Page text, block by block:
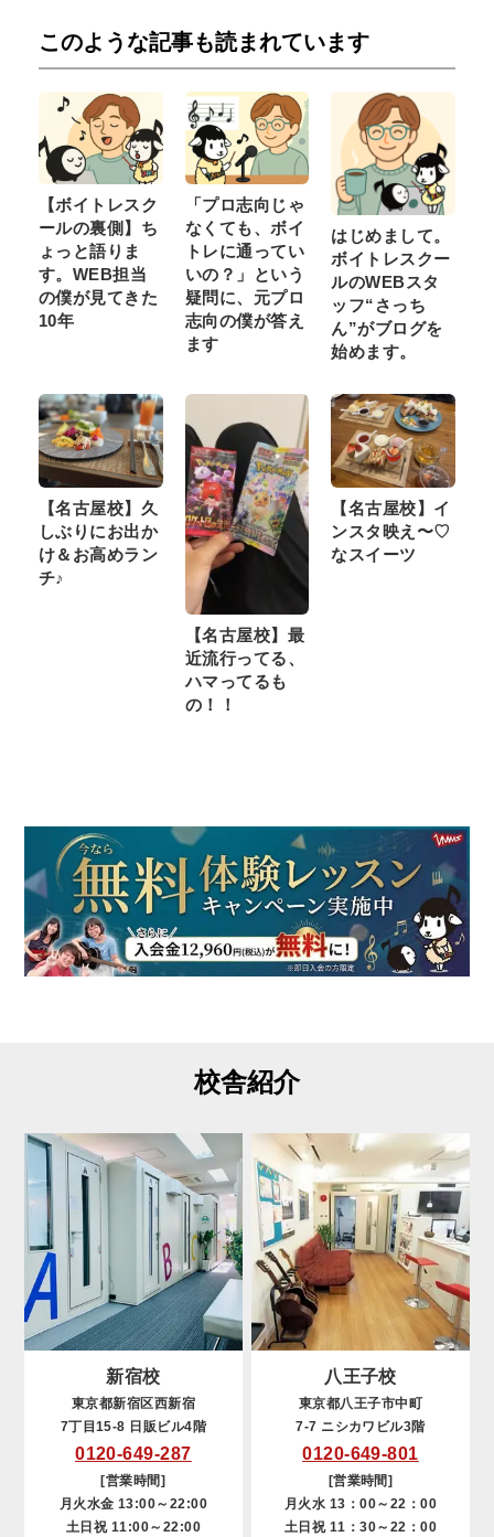
このような記事も読まれています
【ボイトレスク
ールの裏側】ち
ょっと語りま
す。WEB担当
の僕が見てきた
10年
「プロ志向じゃ
なくても、ボイ
トレに通ってい
いの？」という
疑問に、元プロ
志向の僕が答え
ます
はじめまして。
ボイトレスクー
ルのWEBスタ
ッフ“さっち
ん”がブログを
始めます。
【名古屋校】久
しぶりにお出か
け＆お高めラン
チ♪
【名古屋校】最
近流行ってる、
ハマってるも
の！！
【名古屋校】イ
ンスタ映え〜♡
なスイーツ
校舎紹介
新宿校
東京都新宿区西新宿
7丁目15-8 日販ビル4階
0120-649-287
[営業時間]
月火水金 13:00～22:00
土日祝 11:00～22:00
八王子校
東京都八王子市中町
7-7 ニシカワビル3階
0120-649-801
[営業時間]
月火水 13：00～22：00
土日祝 11：30～22：00